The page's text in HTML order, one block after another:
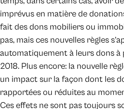
imprévus en matière de
fait des dons mobiliers ou
pas, mais ces nouvelles règles
automatiquement à leurs dons à
2018. Plus encore: la nouvelle
un impact sur la façon dont les
rapportées ou réduites au
Ces effets ne sont pas toujours